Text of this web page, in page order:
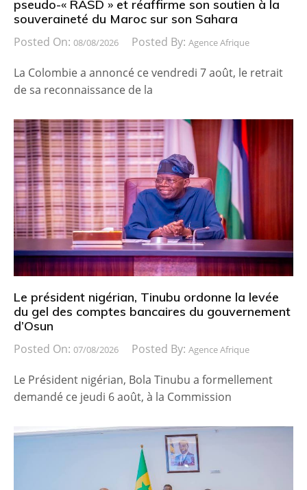
pseudo-« RASD » et réaffirme son soutien à la
souveraineté du Maroc sur son Sahara
Posted On: 08/08/2026 Posted By: Agence Afrique
La Colombie a annoncé ce vendredi 7 août, le retrait
de sa reconnaissance de la
Le président nigérian, Tinubu ordonne la levée
du gel des comptes bancaires du gouvernement
d’Osun
Posted On: 07/08/2026 Posted By: Agence Afrique
Le Président nigérian, Bola Tinubu a formellement
demandé ce jeudi 6 août, à la Commission